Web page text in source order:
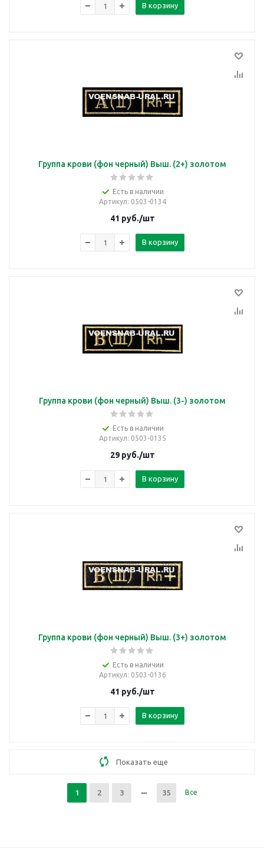
В корзину
Группа крови (фон черный) Выш. (2+) золотом
Есть в наличии
Артикул: 0503-0134
41 руб./шт
В корзину
Группа крови (фон черный) Выш. (3-) золотом
Есть в наличии
Артикул: 0503-0135
29руб./шт
В корзину
Группа крови (фон черный) Выш. (3+) золотом
Есть в наличии
Артикул: 0503-0136
41 руб./шт
В корзину
Показать еще
1 2 3 35 Все